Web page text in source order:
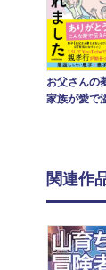
お父さんの
家族が愛で
関連作